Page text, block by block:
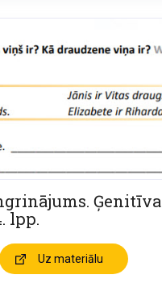
Ģenitīva
lpp.
Uz materiālu